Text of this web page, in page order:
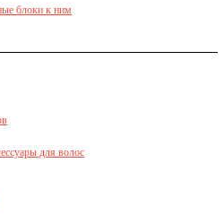
блоки к ним
для волос